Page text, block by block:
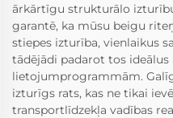
ārkārtīgu strukturālo
garantē, ka mūsu beigu
stiepes izturība, vienlaikus
tādējādi padarot tos
lietojumprogrammām.
izturīgs rats, kas ne tikai
transportlīdzekļa vadības